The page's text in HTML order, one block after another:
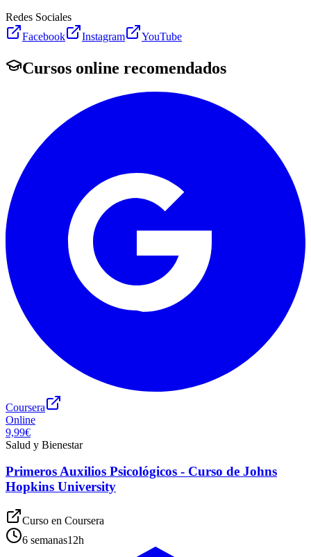
Redes Sociales
Facebook
Instagram YouTube
Cursos online recomendados
Coursera
Online
9,99€
Salud y Bienestar
Primeros Auxilios Psicológicos - Curso de Johns
Hopkins University
Curso en Coursera
6 semanas12h